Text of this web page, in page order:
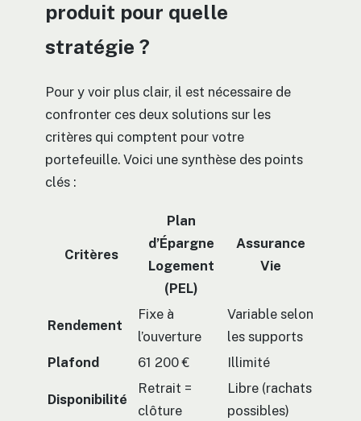
produit pour quelle
stratégie ?
Pour y voir plus clair, il est nécessaire de
confronter ces deux solutions sur les
critères qui comptent pour votre
portefeuille. Voici une synthèse des points
clés :
Critères
Plan
d’Épargne
Logement
(PEL)
Assurance
Vie
Rendement
Fixe à
l’ouverture
Variable selon
les supports
Plafond
61 200 € Illimité
Disponibilité
Retrait =
clôture
Libre (rachats
possibles)